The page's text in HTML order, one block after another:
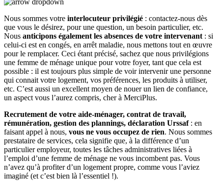
Nous sommes votre interlocuteur privilégié : contactez-nous dès
que vous le désirez, pour une question, un besoin particulier, etc.
Nous anticipons également les absences de votre intervenant : si
celui-ci est en congés, en arrêt maladie, nous mettons tout en œuvre
pour le remplacer. Ceci étant précisé, sachez que nous privilégions
une femme de ménage unique pour votre foyer, tant que cela est
possible : il est toujours plus simple de voir intervenir une personne
qui connait votre logement, vos préférences, les produits à utiliser,
etc. C’est aussi un excellent moyen de nouer un lien de confiance,
un aspect vous l’aurez compris, cher à MerciPlus.
Recrutement de votre aide-ménager, contrat de travail,
rémunération, gestion des plannings, déclaration Urssaf: en
faisant appel à nous, vous ne vous occupez de rien. Nous sommes
prestataire de services, cela signifie que, à la différence d’un
particulier employeur, toutes les tâches administratives liées à
l’emploi d’une femme de ménage ne vous incombent pas. Vous
n’avez qu’à profiter d’un logement propre, comme vous l’aviez
imaginé (et c’est bien là l’essentiel !).